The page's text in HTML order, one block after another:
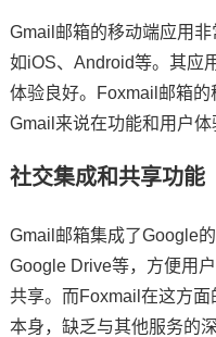
Gmail邮箱的移动端应用非
如iOS、Android等。其应
体验良好。Foxmail邮箱
Gmail来说在功能和用户体
社交集成和共享功能
Gmail邮箱集成了Google
Google Drive等，方便用
共享。而Foxmail在这方
本身，缺乏与其他服务的深